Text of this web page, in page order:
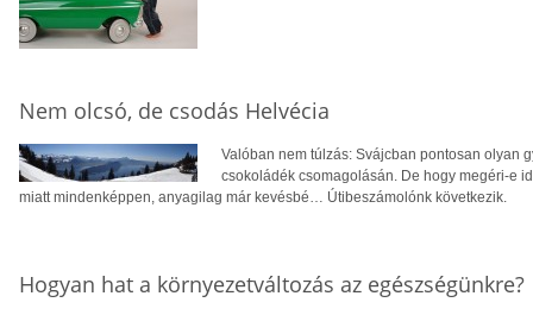
Nem olcsó, de csodás Helvécia
Valóban nem túlzás: Svájcban pontosan olyan
csokoládék csomagolásán. De hogy megéri-e
miatt mindenképpen, anyagilag már kevésbé… Útibeszámolónk következik.
Hogyan hat a környezetváltozás az egészségünkre?